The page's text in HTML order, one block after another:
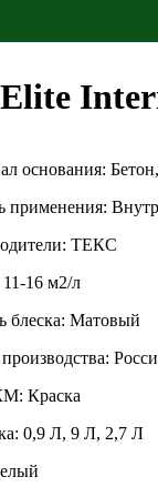
основания:
применения:
ТЕКС
11-16 м2/л
блеска: Матовый
Краска
0,9 Л, 9 Л, 2,7 Л